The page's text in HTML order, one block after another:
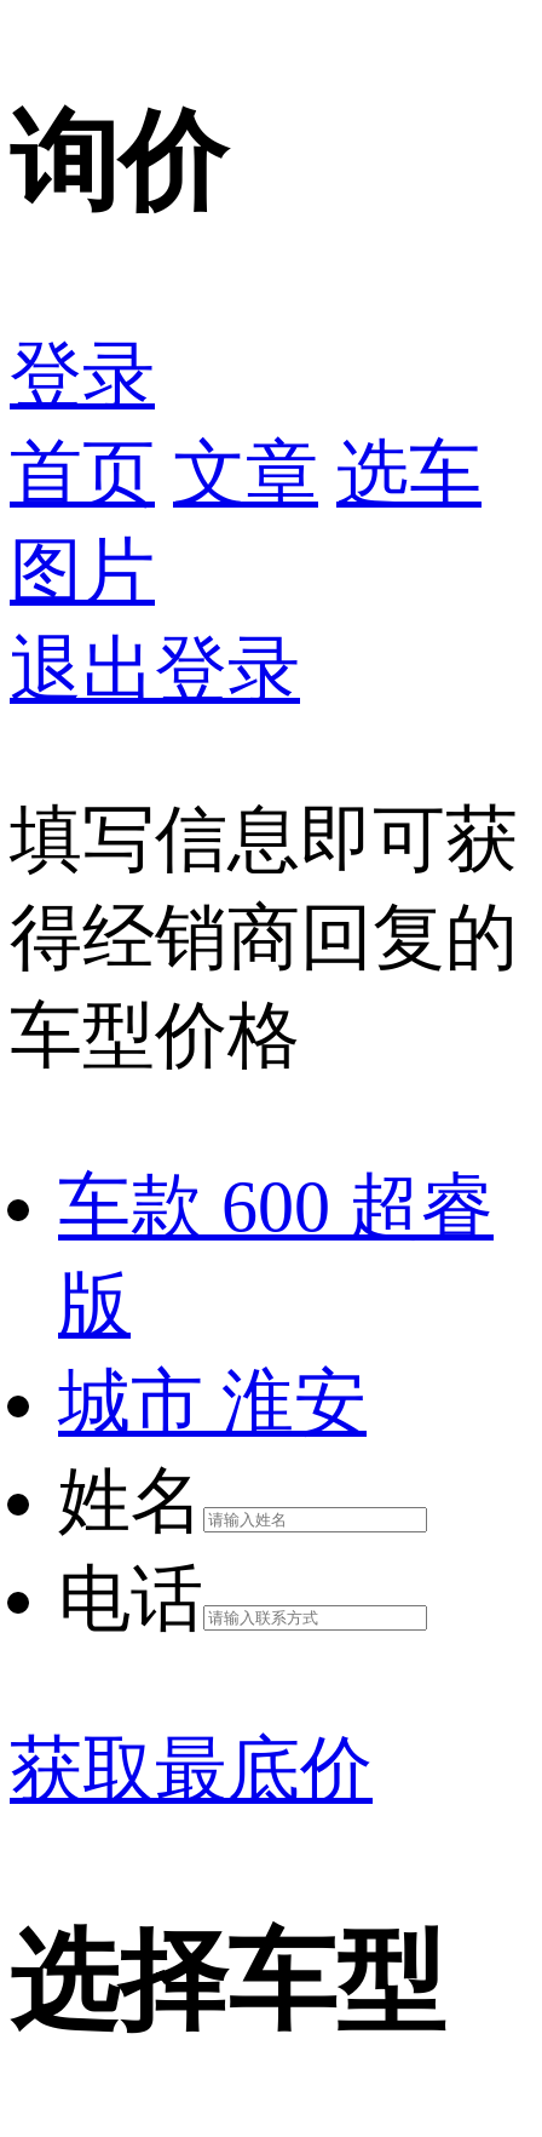
询价
登录
首页 文章 选车
图片
退出登录
填写信息即可获
得经销商回复的
车型价格
车款 600 超睿
版
城市 淮安
姓名
电话
获取最底价
选择车型